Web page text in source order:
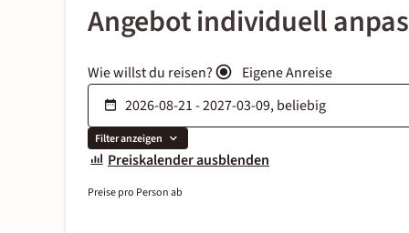
Angebot individuell
Wie willst du reisen? Eigene Anreise
Filter anzeigen
Preiskalender ausblenden
Preise pro Person ab